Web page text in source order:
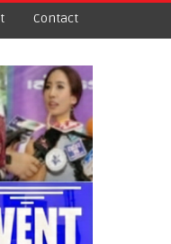
Contact